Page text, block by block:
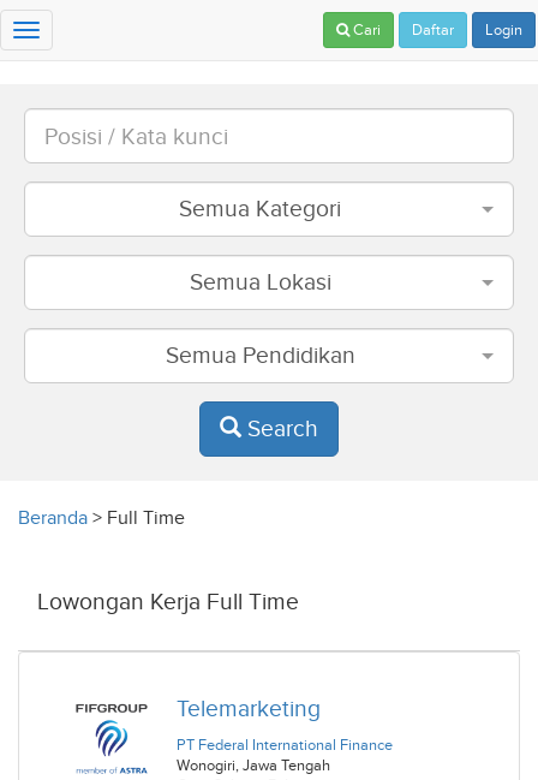
Toggle
Cari Daftar Login
Semua Kategori
Semua Lokasi
Semua Pendidikan
Search
Beranda > Full Time
Lowongan Kerja Full Time
Telemarketing
PT Federal International Finance
Wonogiri, Jawa Tengah